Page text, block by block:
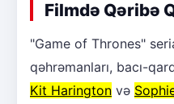
Filmdə Qəribə
"Game of Thrones"
qəhrəmanları, bacı-
Kit Harington və